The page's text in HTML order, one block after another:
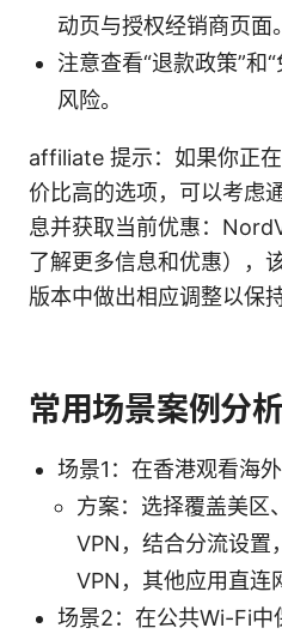
动页与授权经销商页面。
注意查看“退款政策”和
风险。
affiliate 提示：如果你正
价比高的选项，可以考虑
息并获取当前优惠：
了解更多信息和优惠），
版本中做出相应调整以保
常用场景案例分
场景1：在香港观看海
方案：选择覆盖美区
VPN，结合分流设置
VPN，其他应用直连
场景2：在公共Wi-Fi中